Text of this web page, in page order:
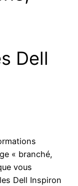
Dell
« branché,
vous
Dell Inspiron